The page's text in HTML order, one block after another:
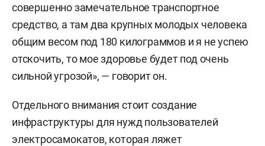
совершенно замечательное транспортное
средство, а там два крупных молодых человека
общим весом под 180 килограммов и я не успею
отскочить, то мое здоровье будет под очень
сильной угрозой», — говорит он.
Отдельного внимания стоит создание
инфраструктуры для нужд пользователей
электросамокатов, которая ляжет